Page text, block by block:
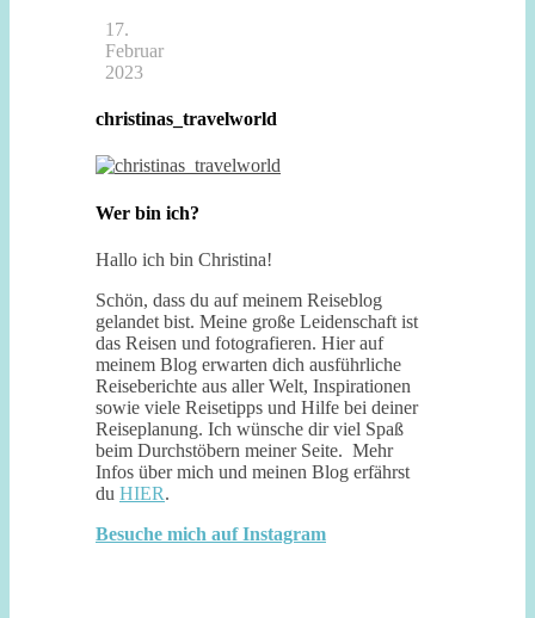
17.
Februar
2023
christinas_travelworld
Wer bin ich?
Hallo ich bin Christina!
Schön, dass du auf meinem Reiseblog
gelandet bist. Meine große Leidenschaft ist
das Reisen und fotografieren. Hier auf
meinem Blog erwarten dich ausführliche
Reiseberichte aus aller Welt, Inspirationen
sowie viele Reisetipps und Hilfe bei deiner
Reiseplanung. Ich wünsche dir viel Spaß
beim Durchstöbern meiner Seite. Mehr
Infos über mich und meinen Blog erfährst
du HIER.
Besuche mich auf Instagram